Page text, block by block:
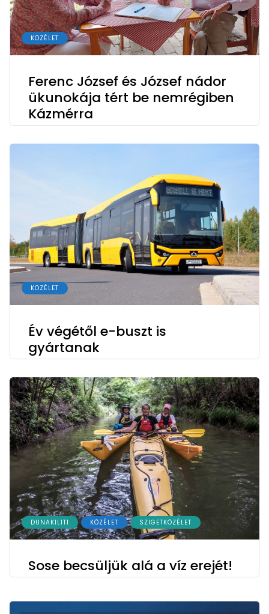
KÖZÉLET
Ferenc József és József nádor
ükunokája tért be nemrégiben
Kázmérra
KÖZÉLET
Év végétől e-buszt is
gyártanak
DUNAKILITI KÖZÉLET SZIGETKÖZÉLET
Sose becsüljük alá a víz erejét!